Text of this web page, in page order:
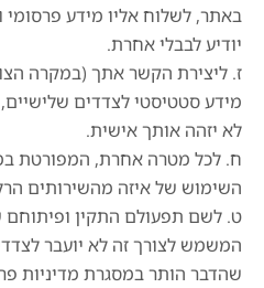
באתר, לשלוח אליו מידע פרסומי
יודיע לבבלי אחרת.
ז. ליצירת הקשר אתך (במקרה
מידע סטטיסטי לצדדים
לא יזהה אותך אישית.
ח. לכל מטרה אחרת, המפורטת
השימוש של איזה מהשירותים
ט. לשם תפעולם התקין
המשמש לצורך זה לא יועבר
שהדבר הותר במסגרת מדיניות